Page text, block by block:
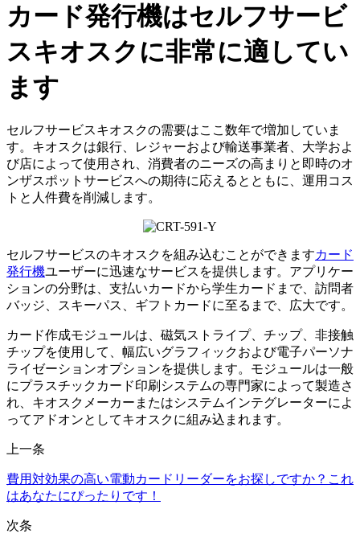
カード発行機はセルフサービ
スキオスクに非常に適してい
ます
セルフサービスキオスクの需要はここ数年で増加していま
す。キオスクは銀行、レジャーおよび輸送事業者、大学およ
び店によって使用され、消費者のニーズの高まりと即時のオ
ンザスポットサービスへの期待に応えるとともに、運用コス
トと人件費を削減します。
セルフサービスのキオスクを組み込むことができますカード
発行機ユーザーに迅速なサービスを提供します。アプリケー
ションの分野は、支払いカードから学生カードまで、訪問者
バッジ、スキーパス、ギフトカードに至るまで、広大です。
カード作成モジュールは、磁気ストライプ、チップ、非接触
チップを使用して、幅広いグラフィックおよび電子パーソナ
ライゼーションオプションを提供します。モジュールは一般
にプラスチックカード印刷システムの専門家によって製造さ
れ、キオスクメーカーまたはシステムインテグレーターによ
ってアドオンとしてキオスクに組み込まれます。
上一条
費用対効果の高い電動カードリーダーをお探しですか？これ
はあなたにぴったりです！
次条